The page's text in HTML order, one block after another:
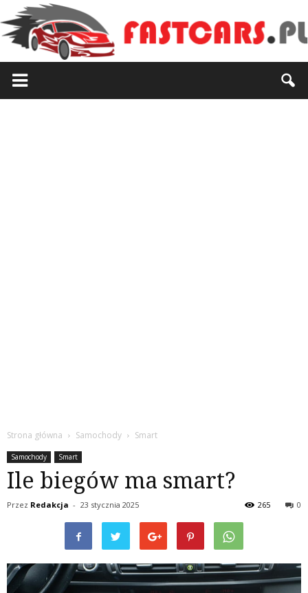
Strona główna Samochody Smart
Samochody Smart
Ile biegów ma smart?
Przez Redakcja - 23 stycznia 2025 0
265